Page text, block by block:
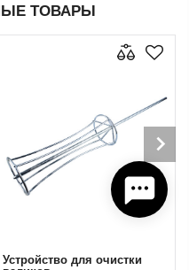
ТОВАРЫ
Устройство для очистки